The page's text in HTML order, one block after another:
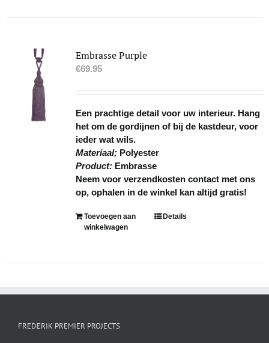
Embrasse Purple
€69.95
Een prachtige detail voor uw interieur. Hang
het om de gordijnen of bij de kastdeur, voor
ieder wat wils.
Materiaal; Polyester
Product: Embrasse
Neem voor verzendkosten contact met ons
op, ophalen in de winkel kan altijd gratis!
Toevoegen aan
winkelwagen
Details
FREDERIK PREMIER PROJECTS